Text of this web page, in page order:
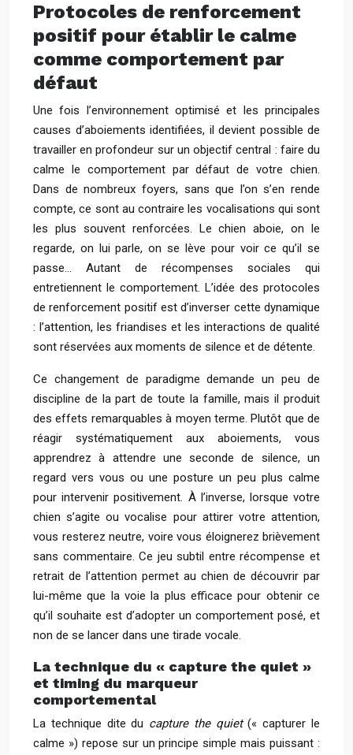
Protocoles de renforcement
positif pour établir le calme
comme comportement par
défaut
Une fois l’environnement optimisé et les principales
causes d’aboiements identifiées, il devient possible de
travailler en profondeur sur un objectif central : faire du
calme le comportement par défaut de votre chien.
Dans de nombreux foyers, sans que l’on s’en rende
compte, ce sont au contraire les vocalisations qui sont
les plus souvent renforcées. Le chien aboie, on le
regarde, on lui parle, on se lève pour voir ce qu’il se
passe… Autant de récompenses sociales qui
entretiennent le comportement. L’idée des protocoles
de renforcement positif est d’inverser cette dynamique
: l’attention, les friandises et les interactions de qualité
sont réservées aux moments de silence et de détente.
Ce changement de paradigme demande un peu de
discipline de la part de toute la famille, mais il produit
des effets remarquables à moyen terme. Plutôt que de
réagir systématiquement aux aboiements, vous
apprendrez à attendre une seconde de silence, un
regard vers vous ou une posture un peu plus calme
pour intervenir positivement. À l’inverse, lorsque votre
chien s’agite ou vocalise pour attirer votre attention,
vous resterez neutre, voire vous éloignerez brièvement
sans commentaire. Ce jeu subtil entre récompense et
retrait de l’attention permet au chien de découvrir par
lui-même que la voie la plus efficace pour obtenir ce
qu’il souhaite est d’adopter un comportement posé, et
non de se lancer dans une tirade vocale.
La technique du « capture the quiet »
et timing du marqueur
comportemental
La technique dite du capture the quiet(« capturer le
calme ») repose sur un principe simple mais puissant :